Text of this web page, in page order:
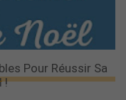
Pour Réussir Sa
!